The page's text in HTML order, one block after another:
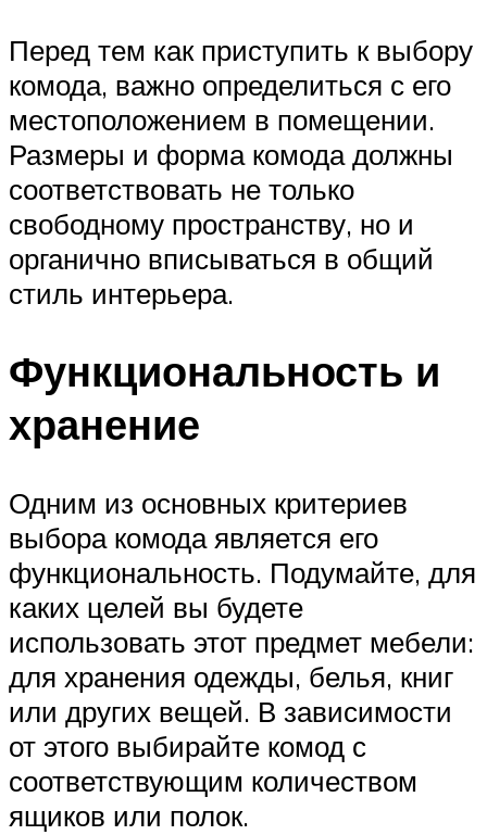
Перед тем как приступить к выбору
комода, важно определиться с его
местоположением в помещении.
Размеры и форма комода должны
соответствовать не только
свободному пространству, но и
органично вписываться в общий
стиль интерьера.
Функциональность и
хранение
Одним из основных критериев
выбора комода является его
функциональность. Подумайте, для
каких целей вы будете
использовать этот предмет мебели:
для хранения одежды, белья, книг
или других вещей. В зависимости
от этого выбирайте комод с
соответствующим количеством
ящиков или полок.